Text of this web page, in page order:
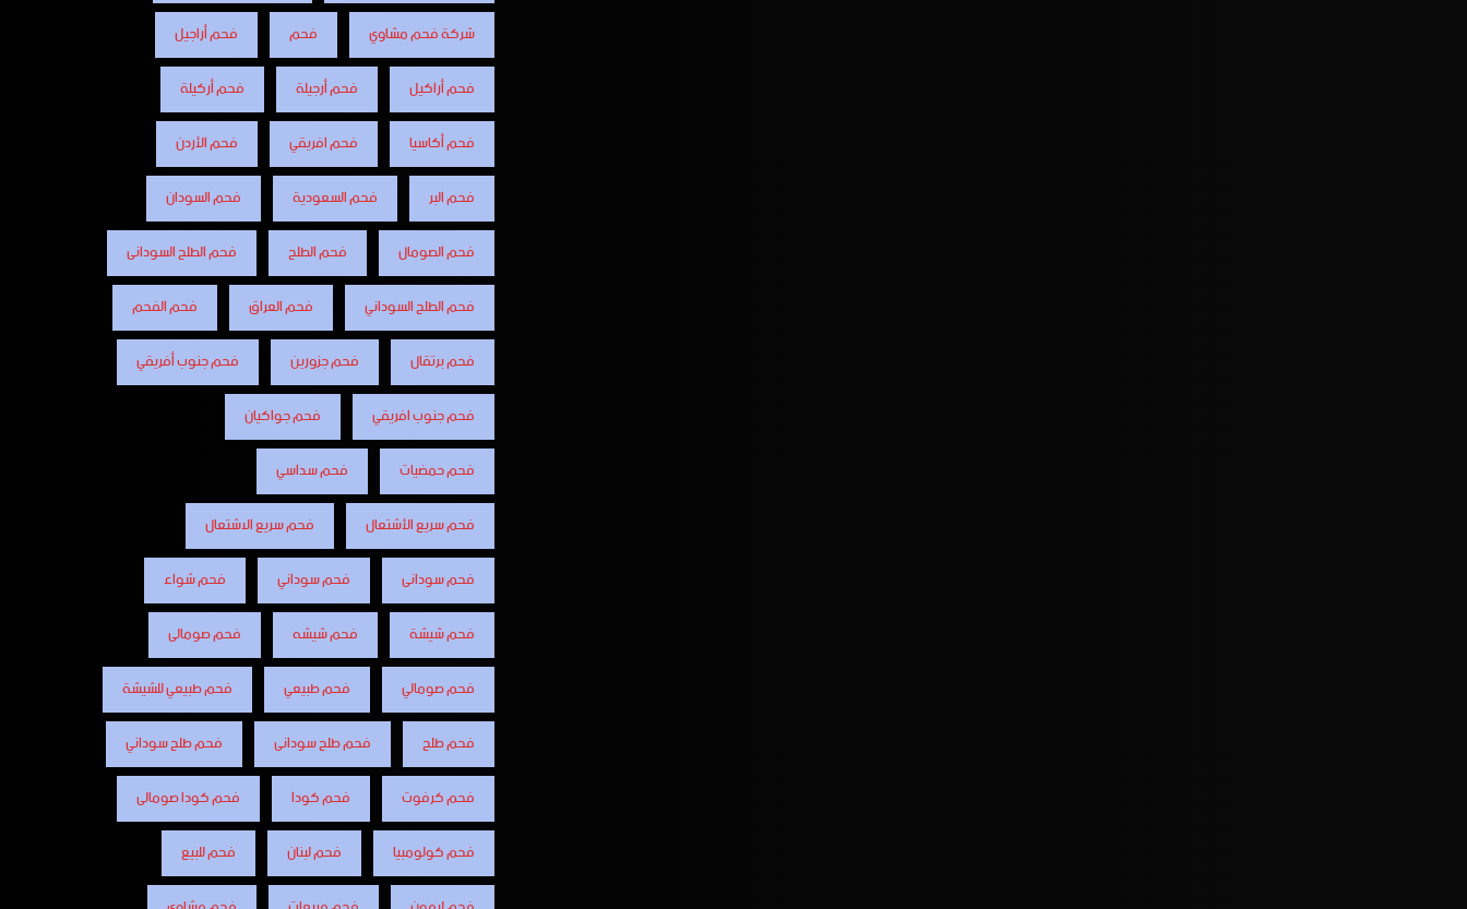
شركة فحم مشاوي
فحم
فحم أراجيل
فحم أراكيل
فحم أرجيلة
فحم أركيلة
فحم أكاسيا
فحم افريقي
فحم الأردن
فحم البر
فحم السعودية
فحم السودان
فحم الصومال
فحم الطلح
فحم الطلح السودانى
فحم الطلح السوداني
فحم العراق
فحم الفحم
فحم برتقال
فحم جزورين
فحم جنوب أفريقي
فحم جنوب افريقي
فحم جواكيان
فحم حمضيات
فحم سداسي
فحم سريع الأشتعال
فحم سريع الاشتعال
فحم سودانى
فحم سوداني
فحم شواء
فحم شيشة
فحم شيشه
فحم صومالى
فحم صومالي
فحم طبيعي
فحم طبيعي للشيشة
فحم طلح
فحم طلح سودانى
فحم طلح سوداني
فحم كرفوت
فحم كودا
فحم كودا صومالى
فحم كولومبيا
فحم لبنان
فحم للبيع